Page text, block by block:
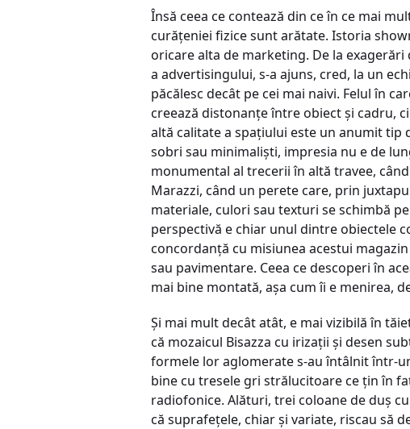
Însă ceea ce contează din ce în ce mai
curăţeniei fizice sunt arătate. Istoria
oricare alta de marketing. De la exagerări
a advertisingului, s-a ajuns, cred, la un
păcălesc decât pe cei mai naivi. Felul în
creează distonanţe între obiect şi cadru,
altă calitate a spaţiului este un anumit tip
sobri sau minimalişti, impresia nu e de
monumental al trecerii în altă travee,
Marazzi, când un perete care, prin
materiale, culori sau texturi se schimbă
perspectivă e chiar unul dintre obiectele
concordanţă cu misiunea acestui
sau pavimentare. Ceea ce descoperi în
mai bine montată, aşa cum îi e menirea,
Şi mai mult decât atât, e mai vizibilă în
că mozaicul Bisazza cu irizaţii şi desen
formele lor aglomerate s-au întâlnit într-
bine cu tresele gri strălucitoare ce ţin în
radiofonice. Alături, trei coloane de duş
că suprafeţele, chiar şi variate, riscau să